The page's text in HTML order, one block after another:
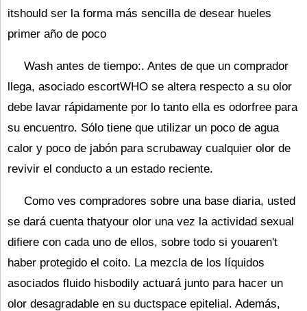
itshould ser la forma más sencilla de desear hueles
primer año de poco
Wash antes de tiempo:. Antes de que un comprador
llega, asociado escortWHO se altera respecto a su olor
debe lavar rápidamente por lo tanto ella es odorfree para
su encuentro. Sólo tiene que utilizar un poco de agua
calor y poco de jabón para scrubaway cualquier olor de
revivir el conducto a un estado reciente.
Como ves compradores sobre una base diaria, usted
se dará cuenta thatyour olor una vez la actividad sexual
difiere con cada uno de ellos, sobre todo si youaren't
haber protegido el coito. La mezcla de los líquidos
asociados fluido hisbodily actuará junto para hacer un
olor desagradable en su ductspace epitelial. Además,